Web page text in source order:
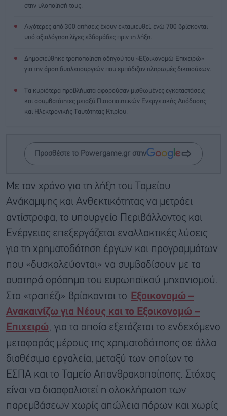
στην υλοποίησή τους.
Λιγότερες από 300 αιτήσεις έχουν εκταμιευθεί, ενώ 700 βρίσκονται
υπό αξιολόγηση λίγες εβδομάδες πριν τη λήξη.
Δημοσιεύθηκε τροποποίηση οδηγού του «Εξοικονομώ Επιχειρώ»
για την άρση δυσλειτουργιών που εμπόδιζαν πληρωμές δικαιούχων.
Τα κυριότερα προβλήματα αφορούσαν μισθωμένες εγκαταστάσεις
και ασυμβατότητες μεταξύ Πιστοποιητικών Ενεργειακής Απόδοσης
και Ηλεκτρονικής Ταυτότητας Κτιρίου.
Προσθέστε το Powergame.gr στην
Με τον χρόνο για τη λήξη του Ταμείου
Ανάκαμψης και Ανθεκτικότητας να μετράει
αντίστροφα, το υπουργείο Περιβάλλοντος και
Ενέργειας επεξεργάζεται εναλλακτικές λύσεις
για τη χρηματοδότηση έργων και προγραμμάτων
που «δυσκολεύονται» να συμβαδίσουν με τα
αυστηρά ορόσημα του ευρωπαϊκού μηχανισμού.
Στο «τραπέζι» βρίσκονται το
Εξοικονομώ –
Ανακαινίζω για Νέους και το Εξοικονομώ –
Επιχειρώ
, για τα οποία εξετάζεται το ενδεχόμενο
μεταφοράς μέρους της χρηματοδότησης σε άλλα
διαθέσιμα εργαλεία, μεταξύ των οποίων το
ΕΣΠΑ και το Ταμείο Απανθρακοποίησης. Στόχος
είναι να διασφαλιστεί η ολοκλήρωση των
παρεμβάσεων χωρίς απώλεια πόρων και χωρίς